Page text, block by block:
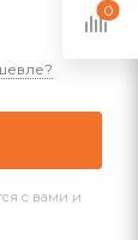
с вами и
0